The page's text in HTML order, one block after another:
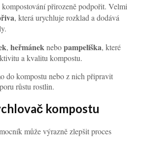
přirozeně podpořit. Velmi
, která urychluje rozklad a dodává
, heřmáneknebopampeliška, které
a kvalitu kompostu.
do kompostu nebo z nich připravit
růstu rostlin.
kompostu
může výrazně zlepšit proces